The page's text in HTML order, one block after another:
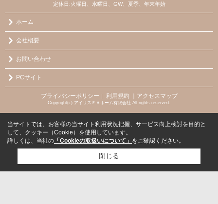
定休日:火曜日、水曜日、GW、夏季、年末年始
ホーム
会社概要
お問い合わせ
PCサイト
プライバシーポリシー ｜ 利用規約 ｜アクセスマップ
Copyright(c) アイリスＦＡホーム有限会社 All rights reserved.
当サイトでは、お客様の当サイト利用状況把握、サービス向上検討を目的と
して、クッキー（Cookie）を使用しています。
詳しくは、当社の 「Cookieの取扱いについて」 をご確認ください。
閉じる